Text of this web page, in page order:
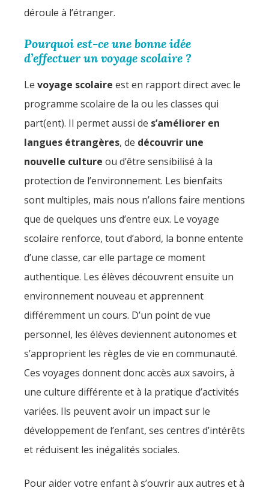
déroule à l’étranger.
Pourquoi est-ce une bonne idée
d’effectuer un voyage scolaire ?
Le voyage scolaire est en rapport direct avec le
programme scolaire de la ou les classes qui
part(ent). Il permet aussi de s’améliorer en
langues étrangères, de découvrir une
nouvelle culture ou d’être sensibilisé à la
protection de l’environnement. Les bienfaits
sont multiples, mais nous n’allons faire mentions
que de quelques uns d’entre eux. Le voyage
scolaire renforce, tout d’abord, la bonne entente
d’une classe, car elle partage ce moment
authentique. Les élèves découvrent ensuite un
environnement nouveau et apprennent
différemment un cours. D’un point de vue
personnel, les élèves deviennent autonomes et
s’approprient les règles de vie en communauté.
Ces voyages donnent donc accès aux savoirs, à
une culture différente et à la pratique d’activités
variées. Ils peuvent avoir un impact sur le
développement de l’enfant, ses centres d’intérêts
et réduisent les inégalités sociales.
Pour aider votre enfant à s’ouvrir aux autres et à